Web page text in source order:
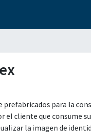
prefabricados para la
el cliente que consume
la imagen de